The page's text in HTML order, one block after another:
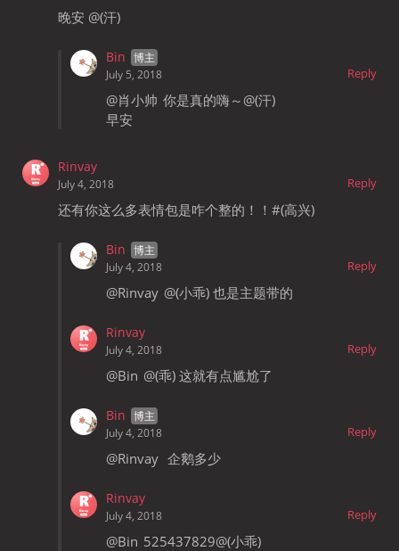
晚安 @(汗)
Bin
Reply
July 5, 2018
@肖小帅 你是真的嗨～@(汗)
早安
Rinvay
Reply
July 4, 2018
还有你这么多表情包是咋个整的！！#(高兴)
Bin
Reply
July 4, 2018
@Rinvay @(小乖) 也是主题带的
Rinvay
Reply
July 4, 2018
@Bin @(乖) 这就有点尴尬了
Bin
Reply
July 4, 2018
@Rinvay 企鹅多少
Rinvay
Reply
July 4, 2018
@Bin 525437829@(小乖)